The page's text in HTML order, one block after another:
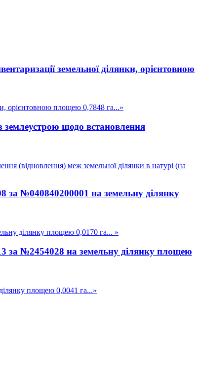
земельної ділянки, орієнтовною
орієнтовною площею 0,7848 га...»
землеустрою щодо встановлення
(відновлення) меж земельної ділянки в натурі (на
за №040840200001 на земельну ділянку
ділянку площею 0,0170 га... »
за №2454028 на земельну ділянку площею
площею 0,0041 га...»